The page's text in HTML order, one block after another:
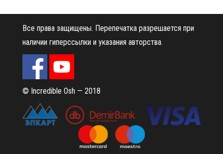
Все права защищены. Перепечатка разрешается при
наличии гиперссылки и указания авторства.
© Incredible Osh — 2018